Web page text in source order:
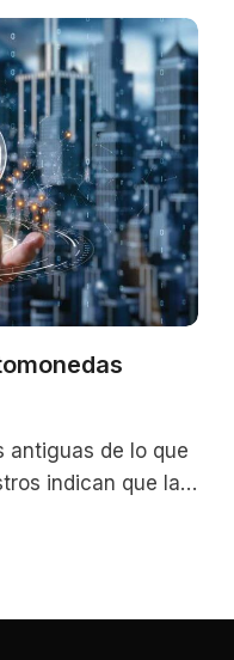
antiguas de lo que
indican que la